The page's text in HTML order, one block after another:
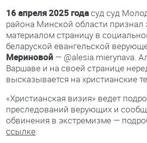
16 апреля 2025 годасуд суд
района Минской области признал
материалом страницу в
беларуской евангельской
Мериновой — @alesia.mierynava.
Варшаве и на своей странице
высказывается на христианские
«Христианская визия» ведет
преследований верующих и
обвинения в экстремизме —
ссылке.